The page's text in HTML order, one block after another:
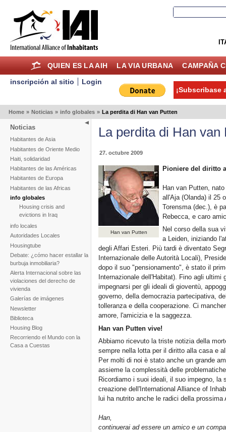
QUIEN ES LA AIH LA VIA URBANA CAMPAÑA
inscripción al sitio
Login
¡Subscribase
Home » Noticias » info globales » La perdita di Han van Putten
Noticias
Habitantes de Asia
Habitantes de Oriente Medio
Haiti, solidaridad
Habitantes de las Américas
Habitantes de Europa
Habitantes de las Africas
info globales
Housing crisis and
evictions in Iraq
info locales
Autoridades Locales
Housingtube
Debate: ¿cómo hacer estallar la
burbuja inmobiliaria?
Alerta Internacional sobre las
violaciones del derecho de
vivienda
Galerías de imágenes
Newsletter
Biblioteca
Housing Blog
Recorriendo el Mundo con la
Casa a Cuestas
La perdita di Han van
27. octubre 2009
Han van Putten
Pioniere del diritto
Han van Putten,
all'Aja (Olanda) il 25
Torensma (dec.), è
Rebecca, e caro
Nel corso della sua
a Leiden, iniziando
degli Affari Esteri. Più tardi è diventato
Internazionale delle Autorità Locali),
dopo il suo "pensionamento", è stato il
Internazionale dell'Habitat). Fino agli
impegnarsi per gli ideali di gioventù,
governo, della democrazia partecipativa,
tolleranza e della cooperazione. Ci
amore, l'amicizia e la saggezza.
Han van Putten vive!
Abbiamo ricevuto la triste notizia della
sempre nella lotta per il diritto alla casa e
Per molti di noi è stato anche un grande
assieme la complessità delle
Ricordiamo i suoi ideali, il suo impegno, la
creazione dell'International Alliance of
lui ha nutrito anche le radici della
Han,
continuerai ad essere un amico e un